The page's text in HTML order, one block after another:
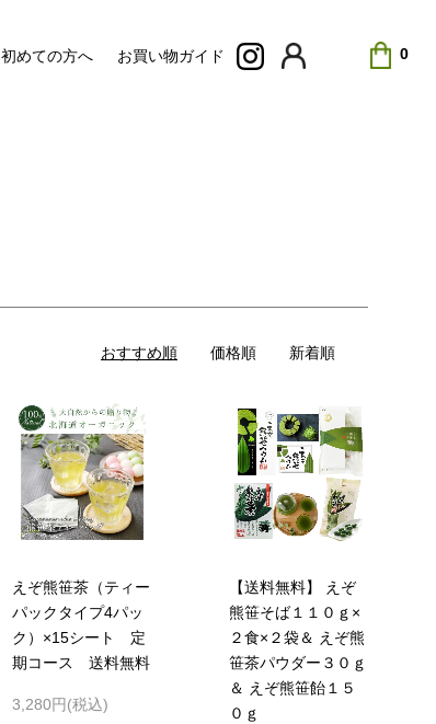
初めての方へ お買い物ガイド 0
おすすめ順 価格順 新着順
えぞ熊笹茶（ティー
パックタイプ4パッ
ク）×15シート 定
期コース 送料無料
3,280円(税込)
【送料無料】 えぞ
熊笹そば１１０ｇ×
２食×２袋＆ えぞ熊
笹茶パウダー３０ｇ
＆ えぞ熊笹飴１５
０ｇ